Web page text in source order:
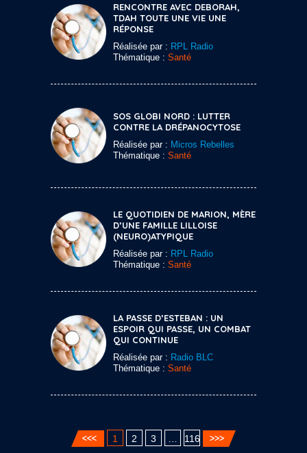
RENCONTRE AVEC DEBORAH,
TDAH TOUTE UNE VIE UNE
RÉPONSE
Réalisée par : RPL Radio
Thématique : Santé
SOS GLOBI NORD : LUTTER
CONTRE LA DRÉPANOCYTOSE
Réalisée par : Micros Rebelles
Thématique : Santé
LE QUOTIDIEN DE MARION, MÈRE
D’UNE FAMILLE LILLOISE
(NEURO)ATYPIQUE
Réalisée par : RPL Radio
Thématique : Santé
LA PASSE D’ESTEBAN : UN
ESPOIR QUI PASSE, UN COMBAT
QUI CONTINUE
Réalisée par : Radio BLC
Thématique : Santé
1 2 3 116